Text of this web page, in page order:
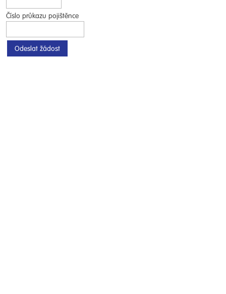
Číslo průkazu pojištěnce